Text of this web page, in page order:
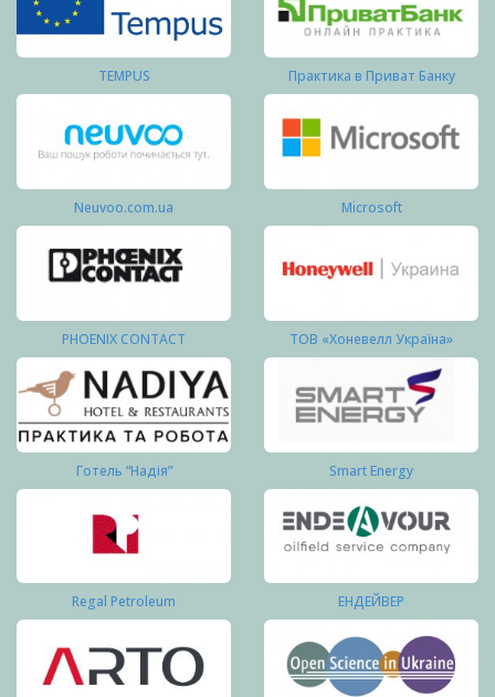
TEMPUS Практика в Приват Банку
Neuvoo.com.ua Microsoft
PHOENIX CONTACT ТОВ «Хоневелл Україна»
Готель “Надія” Smart Energy
Regal Petroleum ЕНДЕЙВЕР